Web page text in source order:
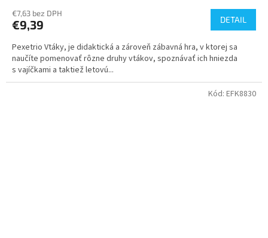
€7,63 bez DPH
€9,39 DETAIL
Pexetrio Vtáky, je didaktická a zároveň zábavná hra, v ktorej sa
naučíte pomenovať rôzne druhy vtákov, spoznávať ich hniezda
s vajíčkami a taktiež letovú...
Kód: EFK8830